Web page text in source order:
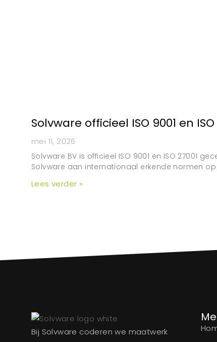
Solvware officieel ISO 9001 en
mei 11, 2026
Solvware BV is officieel ISO 9001 en ISO 27001
Solvware aan internationaal erkende normen
Lees verder »
Bij Solvware coderen we maatwerk